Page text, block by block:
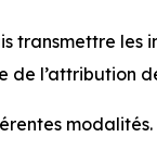
transmettre les
de l’attribution
modalités.